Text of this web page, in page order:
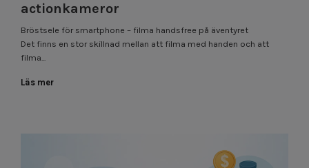
actionkameror
Bröstsele för smartphone – filma handsfree på äventyret
Det finns en stor skillnad mellan att filma med handen och att
filma...
Läs mer